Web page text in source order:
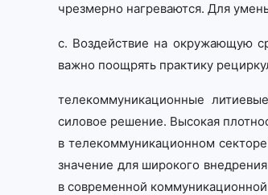
чрезмерно нагреваются. Для
c. Воздействие на окружающую
важно поощрять практику
телекоммуникационные
силовое решение. Высокая
в телекоммуникационном
значение для широкого
в современной коммуникационной